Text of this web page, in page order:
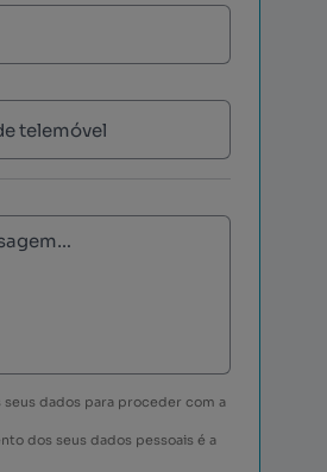
dados para proceder com a
dos seus dados pessoais é a